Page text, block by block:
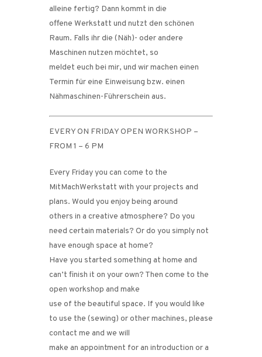
alleine fertig? Dann kommt in die
offene Werkstatt und nutzt den schönen
Raum. Falls ihr die (Näh)- oder andere
Maschinen nutzen möchtet, so
meldet euch bei mir, und wir machen einen
Termin für eine Einweisung bzw. einen
Nähmaschinen-Führerschein aus.
EVERY ON FRIDAY OPEN WORKSHOP –
FROM 1 – 6 PM
Every Friday you can come to the
MitMachWerkstatt with your projects and
plans. Would you enjoy being around
others in a creative atmosphere? Do you
need certain materials? Or do you simply not
have enough space at home?
Have you started something at home and
can’t finish it on your own? Then come to the
open workshop and make
use of the beautiful space. If you would like
to use the (sewing) or other machines, please
contact me and we will
make an appointment for an introduction or a